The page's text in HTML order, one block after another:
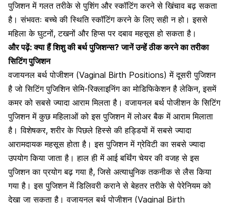
पुजिशन में गलत तरीके से पुशिंग और स्कॉटिंग करने से खिंचाव बढ़ सकता
है। संभवतः बच्चे की स्थिति स्कॉटिंग करने के लिए सही न हो। इससे
महिला के घुटनों, टखनों और हिप्स पर दबाव महसूस हो सकता है।
और पढ़ें:क्या हैं शिशु की बर्थ पुजिशन्स? जानें उन्हें ठीक करने का तरीका
सिटिंग पुजिशन
वजायनल बर्थ पोजीशन (Vaginal Birth Positions) में दूसरी पुजिशन
है जो सिटिंग पुजिशिन सेमि-रिक्लाइनिंग का मोडिफिकेशन है लेकिन, इसमें
कमर को सबसे ज्यादा आराम मिलता है । वजायनल बर्थ पोजीशन के सिटिंग
पुजिशन में कुछ महिलाओं को इस पुजिशन में लोअर बैक में आराम मिलाता
है। विशेषकर, शरीर के पिछले हिस्से की हड्डियों में सबसे ज्यादा
आरामदायक महसूस होता है। इस पुजिशन में ग्रेविटी का सबसे ज्यादा
उपयोग किया जाता है। हाल ही में आई बर्थिंग चेयर की वजह से इस
पुजिशन का प्रयोग बढ़ गया है, जिसे अत्याधुनिक तकनीक से लैस किया
गया है। इस पुजिशन में डिलिवरी कराने से बेहतर तरीके से पेरेनियम को
देखा जा सकता है। वजायनल बर्थ पोजीशन (Vaginal Birth